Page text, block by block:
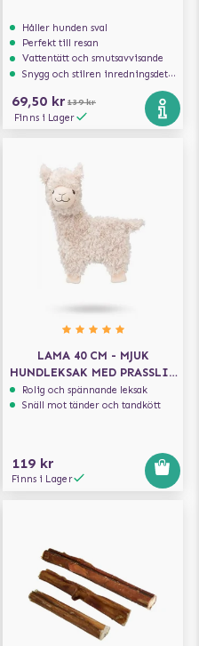
Håller hunden sval
Perfekt till resan
Vattentätt och smutsavvisande
Snygg och stilren inredningsdetalj
69,50 kr 139 kr
Finns i Lager
LAMA 40 CM - MJUK
HUNDLEKSAK MED PRASSLIG
INSIDA
Rolig och spännande leksak
Snäll mot tänder och tandkött
119 kr
Finns i Lager